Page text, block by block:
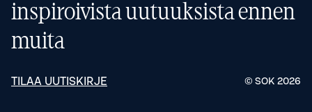
inspiroivista uutuuksista ennen
muita
TILAA UUTISKIRJE © SOK 2026